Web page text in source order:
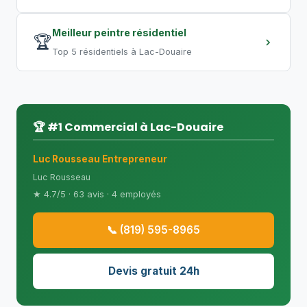
🏆Meilleur peintre résidentiel
Top 5 résidentiels à Lac-Douaire
🏆 #1 Commercial à Lac-Douaire
Luc Rousseau Entrepreneur
Luc Rousseau
★ 4.7/5 · 63 avis · 4 employés
📞 (819) 595-8965
Devis gratuit 24h